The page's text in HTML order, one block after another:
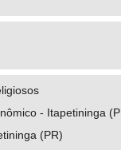
- Itapetininga
(PR)